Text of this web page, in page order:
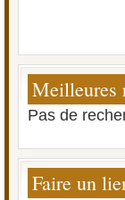
Meilleures
Pas de
Faire un